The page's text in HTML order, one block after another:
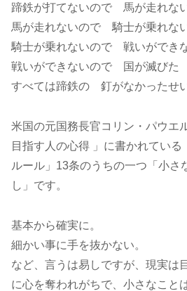
蹄鉄が打てないので 馬が走れな
馬が走れないので 騎士が乗れな
騎士が乗れないので 戦いができ
戦いができないので 国が滅びた
すべては蹄鉄の 釘がなかったせ
米国の元国務長官コリン・パウエ
目指す人の心得 」に書かれてい
ルール」13条のうちの一つ「小さ
し」です。
基本から確実に。
細かい事に手を抜かない。
など、言うは易しですが、現実は
に心を奪われがちで、小さなこと